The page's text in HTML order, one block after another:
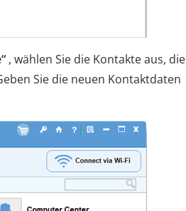
, wählen Sie die Kontakte aus, die
Sie die neuen Kontaktdaten